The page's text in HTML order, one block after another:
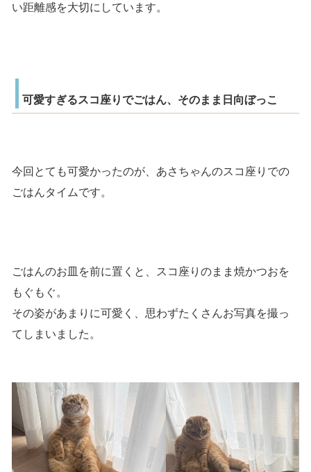
い距離感を大切にしています。
可愛すぎるスコ座りでごはん、そのまま日向ぼっこ
今回とても可愛かったのが、あさちゃんのスコ座りでの
ごはんタイムです。
ごはんのお皿を前に置くと、スコ座りのまま焼かつおを
もぐもぐ。
その姿があまりに可愛く、思わずたくさんお写真を撮っ
てしまいました。